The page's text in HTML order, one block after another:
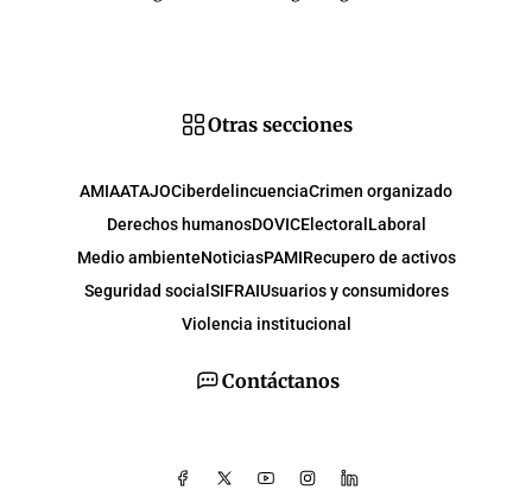
Contáctanos
Otras secciones
AMIAATAJOCiberdelincuenciaCrimen organizado
Derechos humanosDOVICElectoral Laboral
Medio ambienteNoticiasPAMIRecupero de activos
Seguridad social SIFRAIUsuarios y consumidores
Violencia institucional